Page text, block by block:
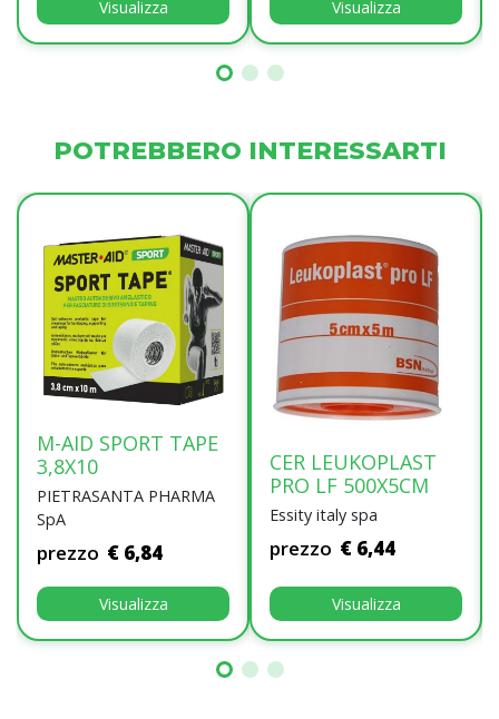
Visualizza Visualizza
POTREBBERO INTERESSARTI
M-AID SPORT TAPE
3,8X10
PIETRASANTA PHARMA
SpA
prezzo € 6,84
Visualizza
CER LEUKOPLAST
PRO LF 500X5CM
Essity italy spa
prezzo € 6,44
Visualizza